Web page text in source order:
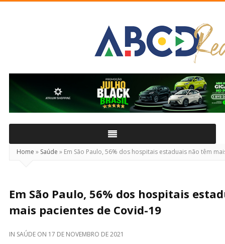
Real
Home » Saúde » Em São Paulo, 56% dos hospitais estaduais não têm
Em São Paulo, 56% dos hospitais
mais pacientes de Covid-19
IN SAÚDE ON 17 DE NOVEMBRO DE 2021